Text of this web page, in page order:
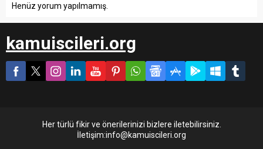
Henüz yorum yapılmamış.
kamuiscileri.org
Her türlü fikir ve önerilerinizi bizlere iletebilirsiniz.
İletişim:info@kamuiscileri.org